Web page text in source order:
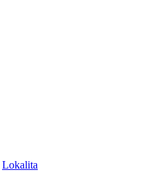
Lokalita